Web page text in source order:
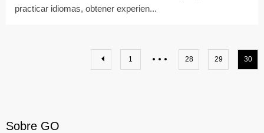
practicar idiomas, obtener experien...
1 28 29 30
Sobre GO